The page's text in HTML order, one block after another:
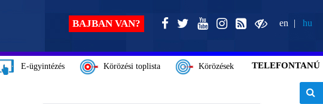
en hu
BAJBAN VAN?
E-ügyintézés Körözési toplista Körözések TELEFONTANÚ